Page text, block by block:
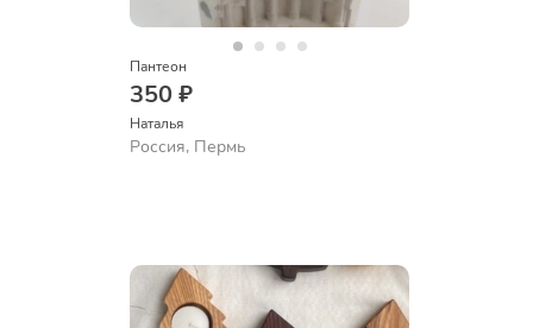
Пантеон
350 ₽
Наталья
Россия, Пермь